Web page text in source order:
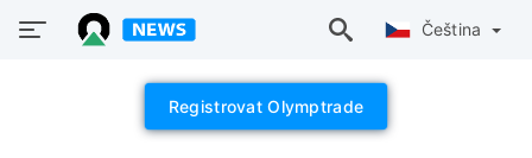
Čeština
Registrovat Olymptrade